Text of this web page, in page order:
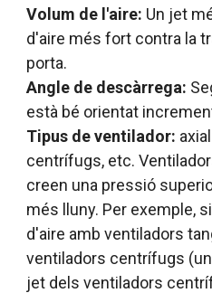
Volum de l'aire: Un jet
d'aire més fort contra la
porta.
Angle de descàrrega:
està bé orientat
Tipus de ventilador:
centrífugs, etc.
creen una pressió
més lluny. Per exemple,
d'aire amb ventiladors
ventiladors centrífugs
jet dels ventiladors